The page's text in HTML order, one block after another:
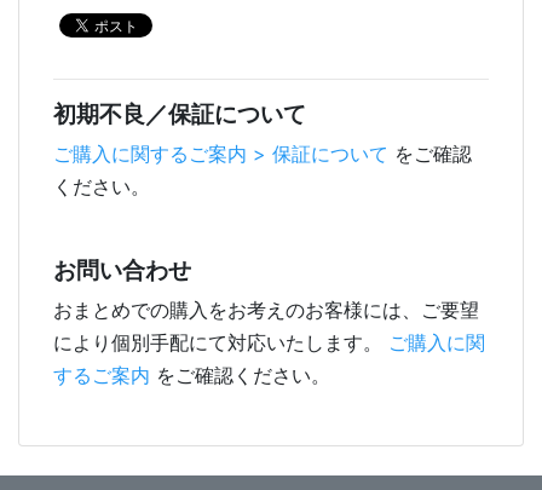
初期不良／保証について
ご購入に関するご案内 > 保証について をご確認
ください。
お問い合わせ
おまとめでの購入をお考えのお客様には、ご要望
により個別手配にて対応いたします。 ご購入に関
するご案内 をご確認ください。